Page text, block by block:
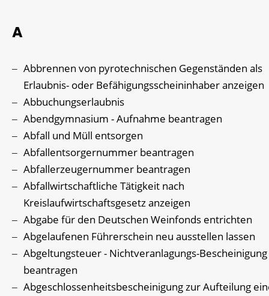
A
Abbrennen von pyrotechnischen Gegenständen als
Erlaubnis- oder Befähigungsscheininhaber anzeigen
Abbuchungserlaubnis
Abendgymnasium - Aufnahme beantragen
Abfall und Müll entsorgen
Abfallentsorgernummer beantragen
Abfallerzeugernummer beantragen
Abfallwirtschaftliche Tätigkeit nach
Kreislaufwirtschaftsgesetz anzeigen
Abgabe für den Deutschen Weinfonds entrichten
Abgelaufenen Führerschein neu ausstellen lassen
Abgeltungsteuer - Nichtveranlagungs-Bescheinigung
beantragen
Abgeschlossenheitsbescheinigung zur Aufteilung